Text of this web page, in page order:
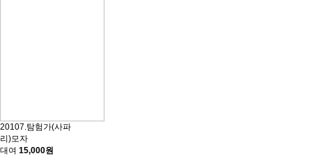
20107.탐험가(사파
리)모자
대여 15,000원